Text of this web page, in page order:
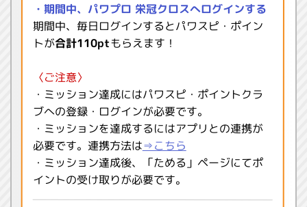
・期間中、パワプロ 栄冠クロスへログインする
期間中、毎日ログインするとパワスピ・ポイン
トが合計110ptもらえます！
〈ご注意〉
・ミッション達成にはパワスピ・ポイントクラ
ブへの登録・ログインが必要です。
・ミッションを達成するにはアプリとの連携が
必要です。連携方法は⇒こちら
・ミッション達成後、「ためる」ページにてポ
イントの受け取りが必要です。